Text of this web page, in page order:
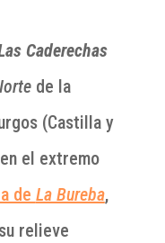
Caderechas
de la
(Castilla y
en el extremo
de La Bureba,
relieve